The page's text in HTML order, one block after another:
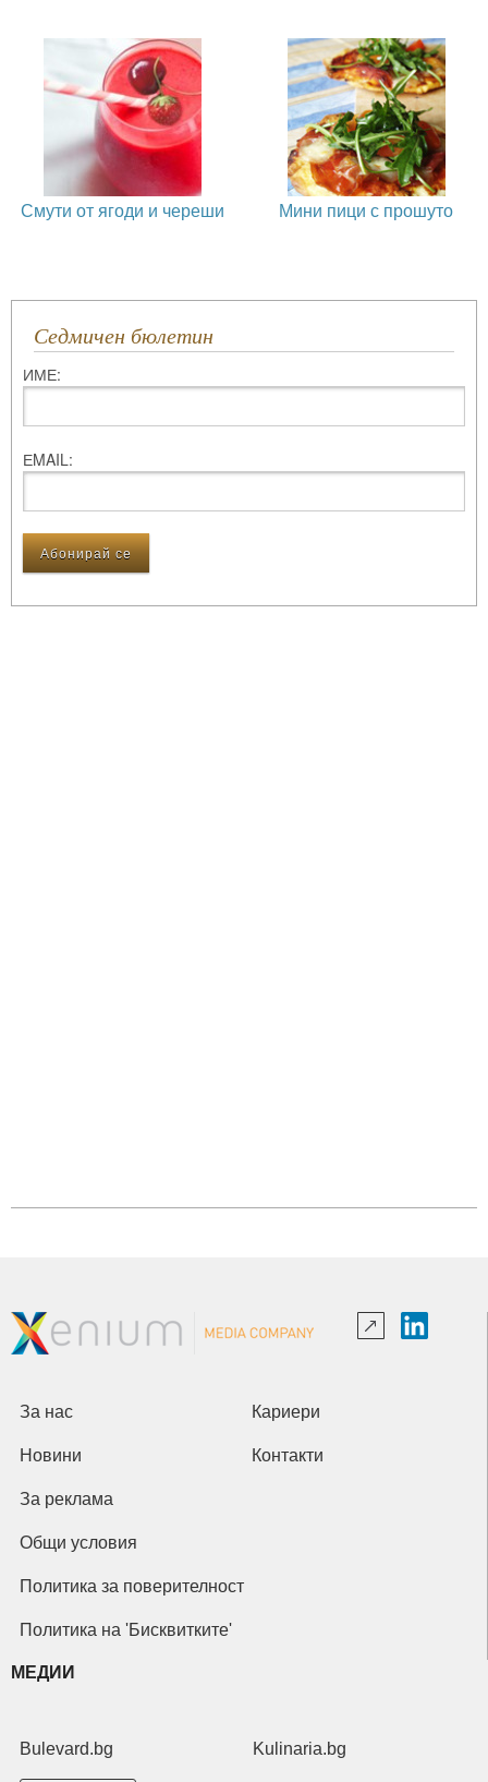
Смути от ягоди и череши Мини пици с прошуто
Седмичен бюлетин
ИМЕ:
ЕMAIL:
За нас Кариери
Новини Контакти
За реклама
Общи условия
Политика за поверителност
Политика на 'Бисквитките'
МЕДИИ
Bulevard.bg Kulinaria.bg